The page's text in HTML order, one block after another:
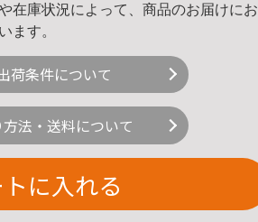
在庫状況によって、商品のお届けにお
ます。
荷条件について
法・送料について
に入れる